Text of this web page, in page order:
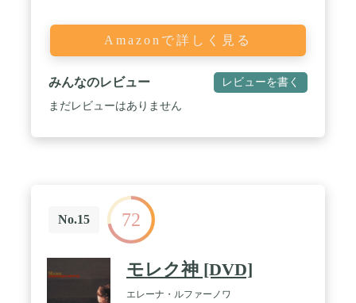
Amazonで詳しく見る
みんなのレビュー レビューを書く
まだレビューはありません
No.15 72
モレク神 [DVD]
エレーナ・ルファーノワ